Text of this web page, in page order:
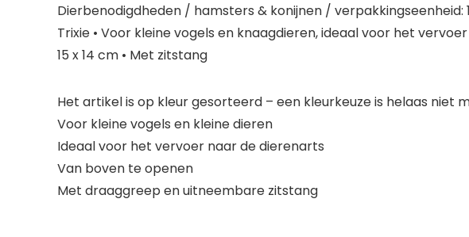
Dierbenodigdheden / hamsters & konijnen / verpakkingseenheid: 1
Trixie • Voor kleine vogels en knaagdieren, ideaal voor het
15 x 14 cm • Met zitstang
Het artikel is op kleur gesorteerd – een kleurkeuze is helaas niet
Voor kleine vogels en kleine dieren
Ideaal voor het vervoer naar de dierenarts
Van boven te openen
Met draaggreep en uitneembare zitstang